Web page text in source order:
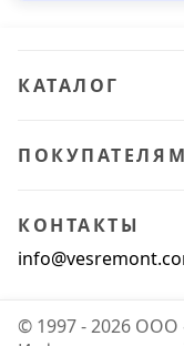
КАТАЛОГ
ПОКУПАТЕЛЯМ
КОНТАКТЫ
© 1997 - 2026 ООО